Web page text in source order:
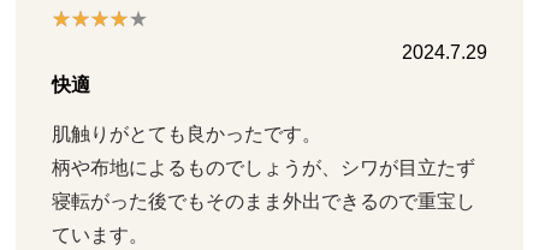
2024.7.29
快適
肌触りがとても良かったです。
柄や布地によるものでしょうが、シワが目立たず
寝転がった後でもそのまま外出できるので重宝し
ています。